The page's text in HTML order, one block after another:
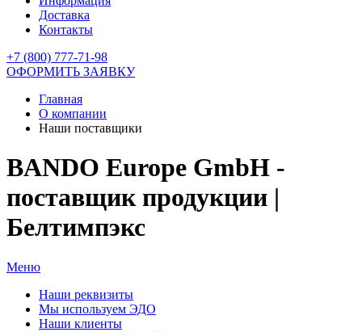
Доставка
Контакты
+7 (800) 777-71-98
ОФОРМИТЬ ЗАЯВКУ
Главная
О компании
Наши поставщики
BANDO Europe GmbH -
поставщик продукции |
Белтимпэкс
Меню
Наши реквизиты
Мы используем ЭДО
Наши клиенты